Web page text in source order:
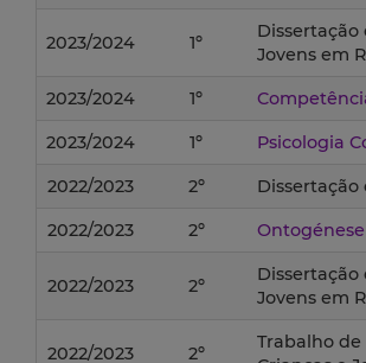
2023/2024 1º
Dissertação
Jovens em
2023/2024 1º
2023/2024 1º Psicologia
2022/2023 2º Dissertação
2022/2023 2º
2022/2023 2º
Dissertação
Jovens em
2022/2023 2º
Trabalho